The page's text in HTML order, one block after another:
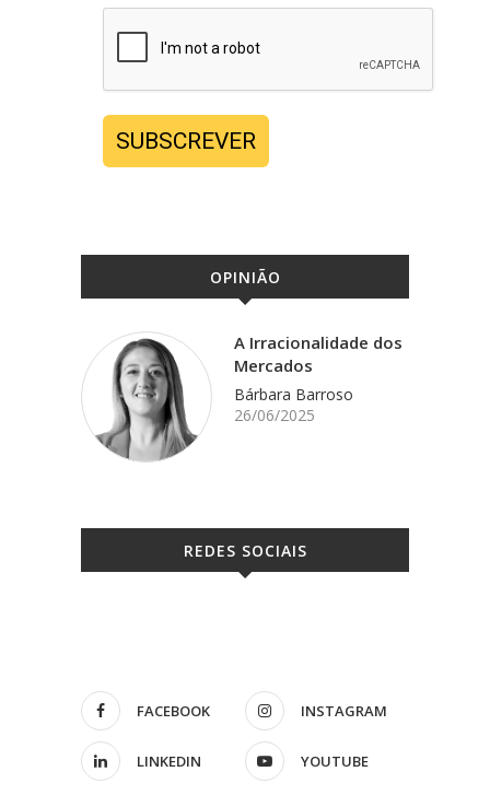
SUBSCREVER
OPINIÃO
A Irracionalidade dos
Mercados
Bárbara Barroso
26/06/2025
REDES SOCIAIS
FACEBOOK INSTAGRAM
LINKEDIN YOUTUBE